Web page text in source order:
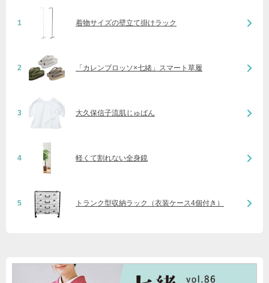
1 着物サイズの壁立て掛けラック
2 「カレンブロッソ×七緒」スマート草履
3 大久保信子流肌じゅばん
4 軽くて割れない全身鏡
5 トランク型収納ラック（衣装ケース4個付き）